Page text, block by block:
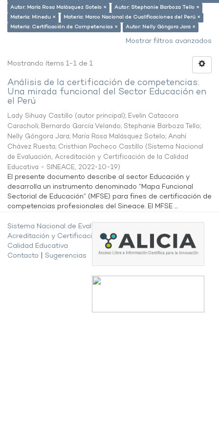
Autor: María Rosa Malásquez Sotelo ×
Autor: Stephanie Barboza Tello ×
Materia: Minedu ×
Materia: Marco Nacional de Cualificaciones del Perú ×
Materia: Certificación de Competencias ×
Autor: Nelly Góngora Jara ×
Mostrar filtros avanzados
Mostrando ítems 1-1 de 1
Análisis de la certificación de competencias:
Una mirada funcional del Sector Educación en
el Perú
Lady Sihuay Castillo (autor principal); Evelin Catacora
Caracholi; Bernardo García Velando; Stephanie Barboza Tello;
Nelly Góngora Jara; María Rosa Malásquez Sotelo; Anahí
Chávez Ruesta; Cristhian Pacheco Castillo (Sistema Nacional
de Evaluación, Acreditación y Certificación de la Calidad
Educativa - SINEACE, 2022-10-19)
El presente documento describe al sector Educación y
desarrolla un instrumento denominado “Mapa Funcional
Sectorial de Educación” (MFSE) para fines de certificación de
competencias profesionales del Sineace. El MFSE ...
Sistema Nacional de Evaluación,
Acreditación y Certificación de la
Calidad Educativa
Contacto
Sugerencias